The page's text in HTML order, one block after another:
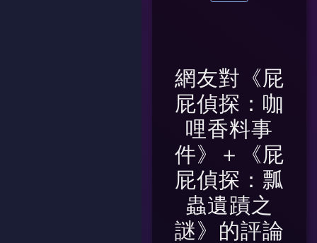
網友對 《屁
屁偵探：咖
哩香料事
件》＋《屁
屁偵探：瓢
蟲遺蹟之
謎》 的評論